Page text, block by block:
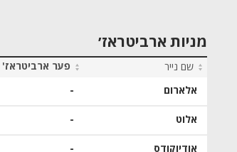
מניות ארביטראז׳
שם נייר
פער ארביטראז'
אלארום
-
אלוט -
אודיוקודס -